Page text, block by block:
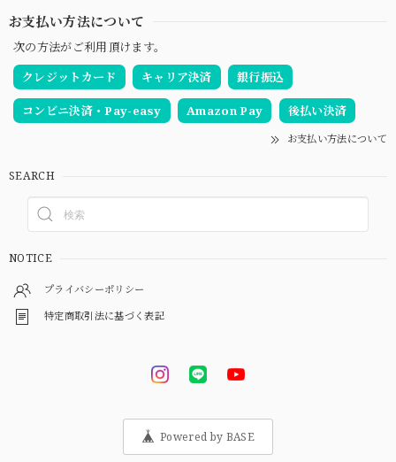
お支払い方法について
次の方法がご利用頂けます。
クレジットカード
キャリア決済 銀行振込
コンビニ決済・Pay-easy Amazon Pay 後払い決済
お支払い方法について
SEARCH
NOTICE
プライバシーポリシー
特定商取引法に基づく表記
Powered by BASE